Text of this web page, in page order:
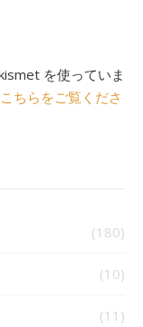
を使っていま
ちらをご覧くださ
(180)
(10)
(11)